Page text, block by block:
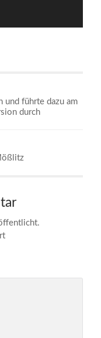
und führte dazu am
durch